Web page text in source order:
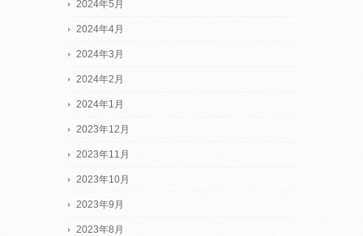
2024年5月
2024年4月
2024年3月
2024年2月
2024年1月
2023年12月
2023年11月
2023年10月
2023年9月
2023年8月